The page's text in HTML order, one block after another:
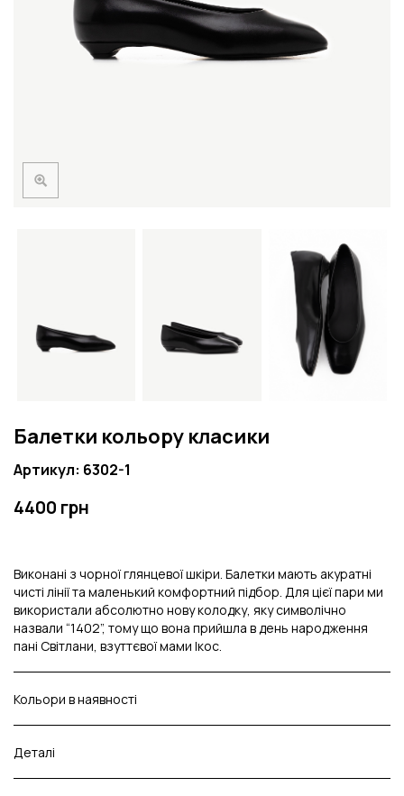
Балетки кольору класики
Артикул: 6302-1
4400 грн
Виконані з чорної глянцевої шкіри. Балетки мають акуратні
чисті лінії та маленький комфортний підбор. Для цієї пари ми
використали абсолютно нову колодку, яку символічно
назвали “1402”, тому що вона прийшла в день народження
пані Світлани, взуттєвої мами Ікос.
Кольори в наявності
Деталі